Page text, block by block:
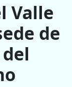
Valle
de